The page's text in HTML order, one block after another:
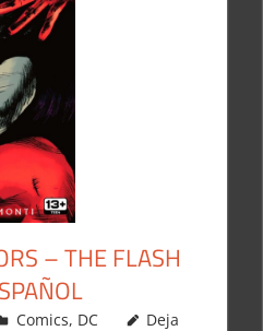
– THE FLASH
Carlitox Banana
Comics, DC
Deja